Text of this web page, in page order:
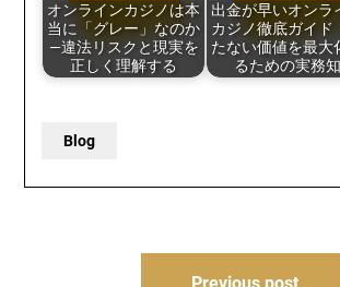
オンラインカジノは本
当に「グレー」なのか
—違法リスクと現実を
正しく理解する
出金が早いオンラ
カジノ徹底ガイド
たない価値を最大
るための実務知
Blog